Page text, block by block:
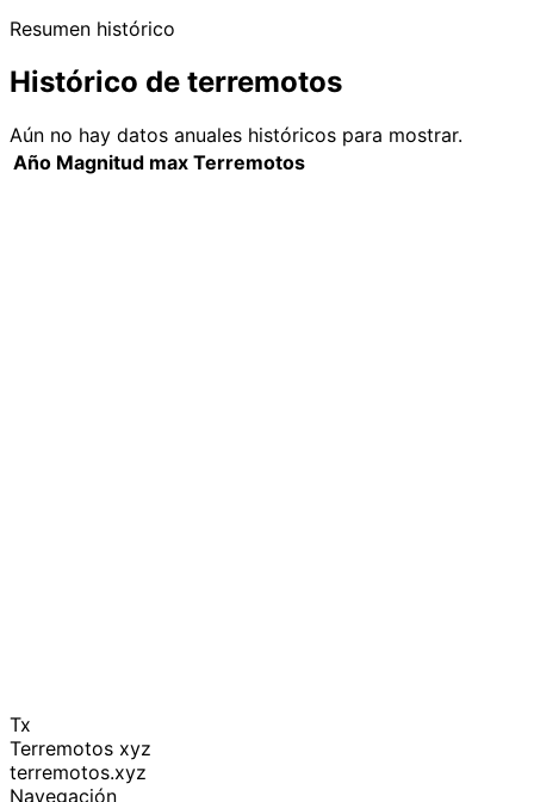
Resumen histórico
Histórico de terremotos
Aún no hay datos anuales históricos para mostrar.
Año Magnitud max Terremotos
Tx
Terremotos xyz
terremotos.xyz
Navegación